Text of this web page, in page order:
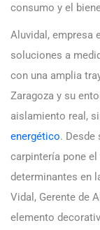
consumo y el
Aluvidal, empresa
soluciones a
con una amplia
Zaragoza y su
aislamiento real,
energético. Desde
carpintería pone
determinantes en
Vidal, Gerente de
elemento